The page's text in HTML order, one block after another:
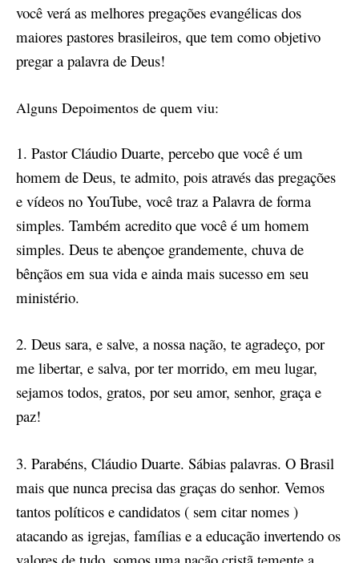
você verá as melhores pregações evangélicas dos
maiores pastores brasileiros, que tem como objetivo
pregar a palavra de Deus!
Alguns Depoimentos de quem viu:
1. Pastor Cláudio Duarte, percebo que você é um
homem de Deus, te admito, pois através das pregações
e vídeos no YouTube, você traz a Palavra de forma
simples. Também acredito que você é um homem
simples. Deus te abençoe grandemente, chuva de
bênçãos em sua vida e ainda mais sucesso em seu
ministério.
2. Deus sara, e salve, a nossa nação, te agradeço, por
me libertar, e salva, por ter morrido, em meu lugar,
sejamos todos, gratos, por seu amor, senhor, graça e
paz!
3. Parabéns, Cláudio Duarte. Sábias palavras. O Brasil
mais que nunca precisa das graças do senhor. Vemos
tantos políticos e candidatos ( sem citar nomes )
atacando as igrejas, famílias e a educação invertendo os